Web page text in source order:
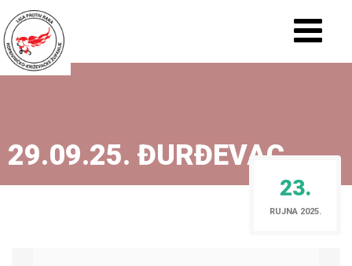
29.09.25. ĐURĐEVAC
23.
RUJNA 2025.